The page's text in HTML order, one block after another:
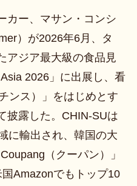
カー、マサン・コンシ
）が2026年6月、タ
アジア最大級の食品見
2026」に出展し、看
ンス）」をはじめとす
披露した。CHIN-SUは
に輸出され、韓国の大
（クーパン）」
Amazonでもトップ10